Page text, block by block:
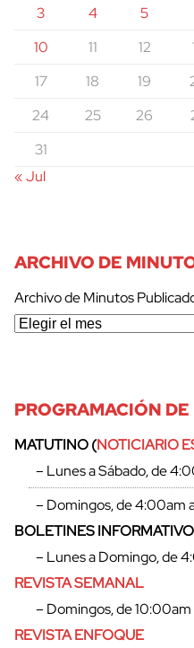
3 4 5
10
11 12
17
18 19
24
25 26
31
« Jul
ARCHIVO DE
Archivo de Minutos
PROGRAMACIÓN
MATUTINO (NOTICIARIO
– Lunes a Sábado, de
– Domingos, de 4:00am
BOLETINES
– Lunes a Domingo, de
REVISTA SEMANAL
– Domingos, de
REVISTA ENFOQUE